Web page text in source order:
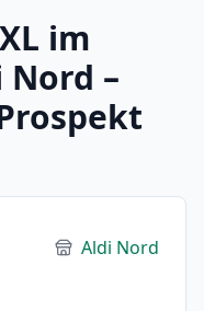
im
–
Aldi Nord